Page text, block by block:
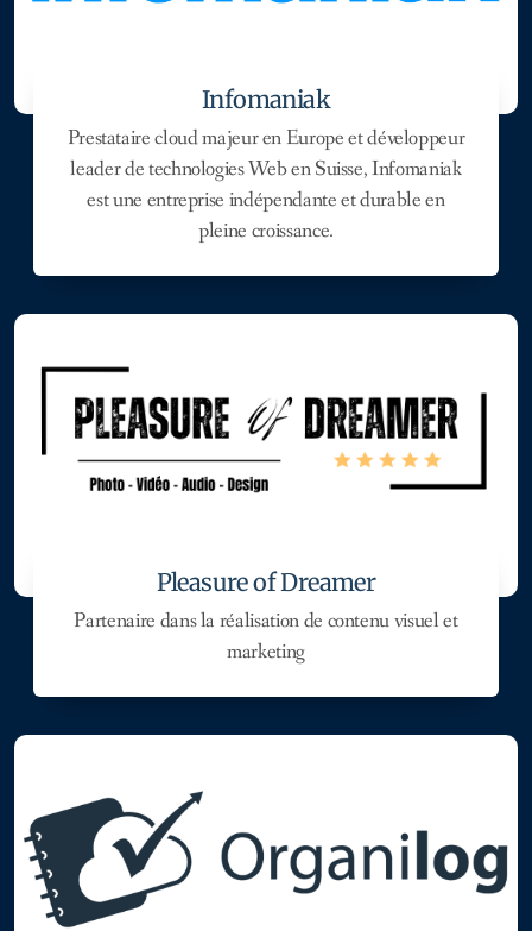
Infomaniak
Prestataire cloud majeur en Europe et développeur
leader de technologies Web en Suisse, Infomaniak
est une entreprise indépendante et durable en
pleine croissance.
Pleasure of Dreamer
Partenaire dans la réalisation de contenu visuel et
marketing